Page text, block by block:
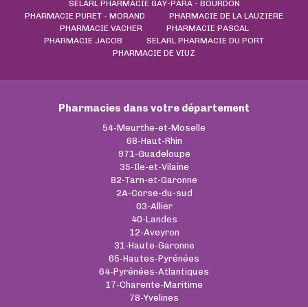
SELARL PHARMACIE GAY-PARA - BOURDON
PHARMACIE PURET - MORAND
PHARMACIE DE LA LAUZIERE
PHARMACIE VACHER
PHARMACIE PASCAL
PHARMACIE JACOB
SELARL PHARMACIE DU PORT
PHARMACIE DE VIUZ
Pharmacies dans votre département
54-Meurthe-et-Moselle
68-Haut-Rhin
971-Guadeloupe
35-Ile-et-Vilaine
82-Tarn-et-Garonne
2A-Corse-du-sud
03-Allier
40-Landes
12-Aveyron
31-Haute-Garonne
65-Hautes-Pyrénées
64-Pyrénées-Atlantiques
17-Charente-Maritime
78-Yvelines